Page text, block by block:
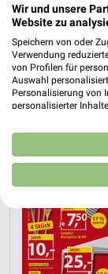
AKTIONEN,
Wir und unsere
Website zu
Speichern von oder
Verwendung
von Profilen für
Auswahl
Personalisierung von
personalisierter
Kombinationen von
Verbesserung der
von Inhalten.
Daten können
USA gesendet werden.
Website/App.
Partnerliste
Wir nutzen Ihre